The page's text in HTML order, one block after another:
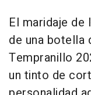
El maridaje
de una botella
Tempranillo
un tinto de